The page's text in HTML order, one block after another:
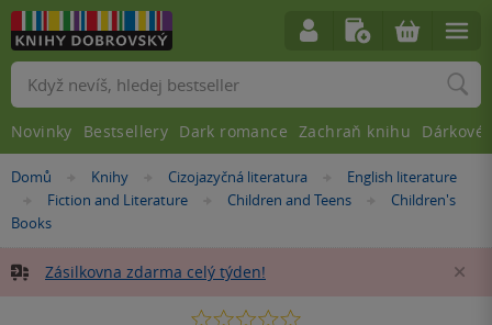
Nacházíte
zde:
Domů »Knihy »Cizojazyčná literatura »English literature
»Fiction and Literature »
Children and Teens »
Children's
Books
Zásilkovna zdarma celý týden!
0.0
Vyhledávání
Novinky Bestsellery Dark romance Zachraň knihu Dárkové